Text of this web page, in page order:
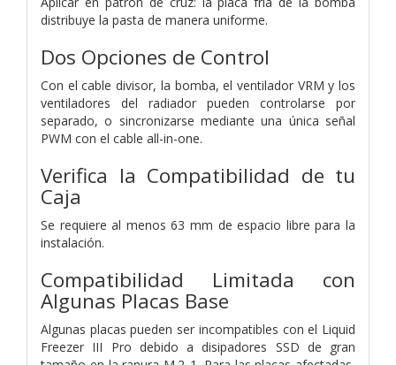
distribuye la pasta de manera uniforme.
Dos Opciones de Control
Con el cable divisor, la bomba, el ventilador VRM y los
ventiladores del radiador pueden controlarse por
separado, o sincronizarse mediante una única señal
PWM con el cable all-in-one.
Verifica la Compatibilidad de tu
Caja
Se requiere al menos 63 mm de espacio libre para la
instalación.
Compatibilidad Limitada con
Algunas Placas Base
Algunas placas pueden ser incompatibles con el Liquid
Freezer III Pro debido a disipadores SSD de gran